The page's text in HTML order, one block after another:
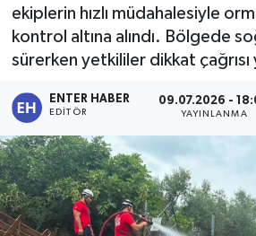
ekiplerin hızlı müdahalesiyle
kontrol altına alındı. Bölgede
sürerken yetkililer dikkat çağrısı
ENTER HABER
EDITÖR
09.07.2026 -
YAYINLANMA